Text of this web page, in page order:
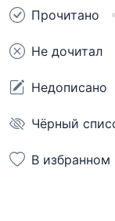
Прочитано
Не дочитал
Недописано
Чёрный
В избранном